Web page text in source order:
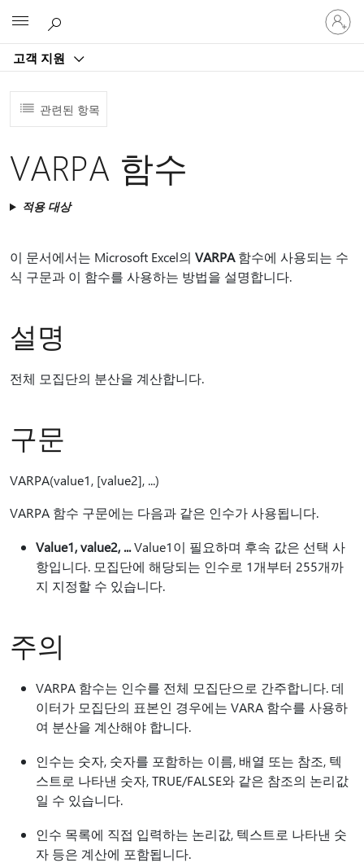
고객 지원
귀
하
계
관련된 항목
VARPA 함수
적용 대상
이 문서에서는 Microsoft Excel의 VARPA함수에 사용되는 수
식 구문과 이 함수를 사용하는 방법을 설명합니다.
설명
전체 모집단의 분산을 계산합니다.
구문
VARPA(value1, [value2], ...)
VARPA 함수 구문에는 다음과 같은 인수가 사용됩니다.
Value1, value2, ...Value1이 필요하며 후속 값은 선택 사
항입니다. 모집단에 해당되는 인수로 1개부터 255개까
지 지정할 수 있습니다.
주의
VARPA 함수는 인수를 전체 모집단으로 간주합니다. 데
이터가 모집단의 표본인 경우에는 VARA 함수를 사용하
여 분산을 계산해야 합니다.
인수는 숫자, 숫자를 포함하는 이름, 배열 또는 참조, 텍
스트로 나타낸 숫자, TRUE/FALSE와 같은 참조의 논리값
일 수 있습니다.
인수 목록에 직접 입력하는 논리값, 텍스트로 나타낸 숫
자 등은 계산에 포함됩니다.